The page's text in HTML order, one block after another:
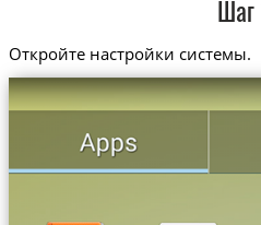
Шаг 1
Откройте настройки системы.